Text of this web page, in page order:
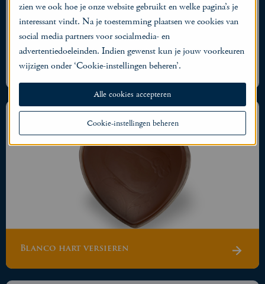
Klik hier voor extra informatie en uitleg
Blanco hart versieren
zien we ook hoe je onze website gebruikt en welke pagina’s je
interessant vindt. Na je toestemming plaatsen we cookies van
social media partners voor socialmedia- en
advertentiedoeleinden. Indien gewenst kun je jouw voorkeuren
wijzigen onder ‘Cookie-instellingen beheren’.
Alle cookies accepteren
Cookie-instellingen beheren